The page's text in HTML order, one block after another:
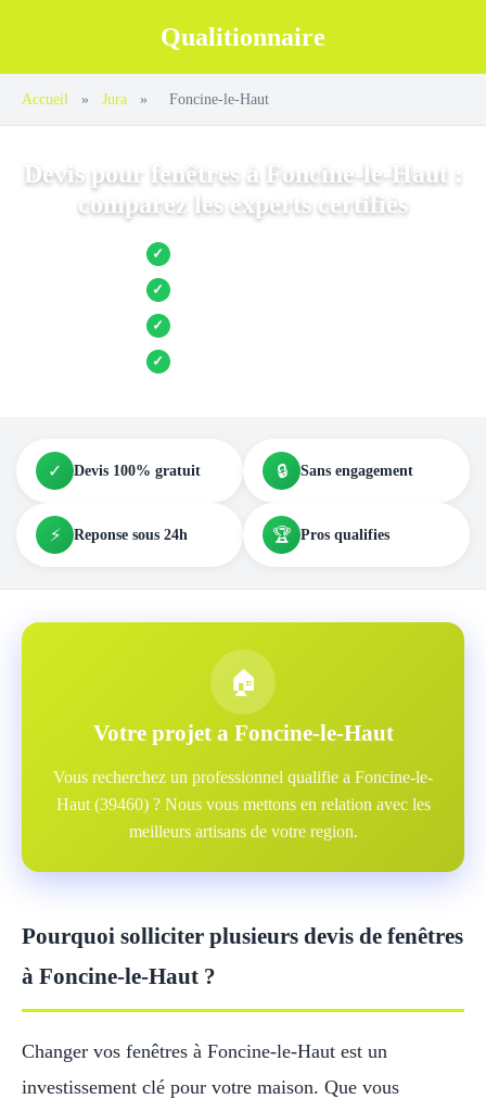
Qualitionnaire
Accueil » Jura » Foncine-le-Haut
Devis pour fenêtres à Foncine-le-Haut :
comparez les experts certifiés
✓ Jusqu’à 3 devis comparés
✓ Entreprises locales vérifiées
✓ Pose garantie
✓ Aides et primes incluses
✓ Devis 100% gratuit 🔒 Sans engagement
⚡ Reponse sous 24h 🏆 Pros qualifies
🏠
Votre projet a Foncine-le-Haut
Vous recherchez un professionnel qualifie a Foncine-le-
Haut (39460) ? Nous vous mettons en relation avec les
meilleurs artisans de votre region.
Pourquoi solliciter plusieurs devis de fenêtres
à Foncine-le-Haut ?
Changer vos fenêtres à Foncine-le-Haut est un
investissement clé pour votre maison. Que vous